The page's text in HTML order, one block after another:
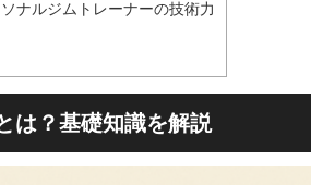
ナルジムトレーナーの技術力
は？基礎知識を解説